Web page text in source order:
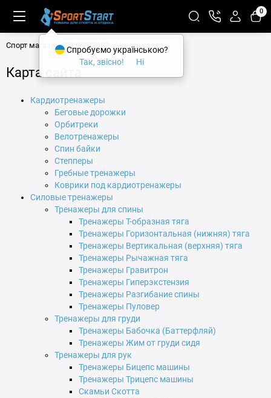
0
Спорт магазин SPORTSTART Карта сайта
Карта сайта
Кардиотренажеры
Беговые дорожки
Орбитреки
Велотренажеры
Спин байки
Степперы
Гребные тренажеры
Коврики под кардиотренажеры
Силовые тренажеры
Тренажеры для спины
Тренажеры Т-образная тяга
Тренажеры Горизонтальная (нижняя) тяга
Тренажеры Вертикальная (верхняя) тяга
Тренажеры Рычажная тяга
Тренажеры Гравитрон
Тренажеры Гиперэкстензия
Тренажеры Разгибание спины
Тренажеры Пуловер
Тренажеры для груди
Тренажеры Бабочка (Баттерфляй)
Тренажеры Жим от груди сидя
Тренажеры для рук
Тренажеры Бицепс машины
Тренажеры Трицепс машины
Скамьи Скотта
Спробуємо українською?
Так, звісно!
Ні